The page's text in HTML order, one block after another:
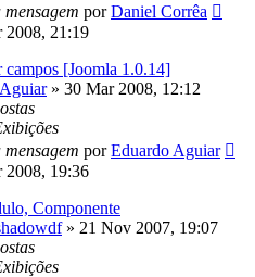
porDaniel Corrêa
2008, 21:19
campos [Joomla 1.0.14]
» 30 Mar 2008, 12:12
porEduardo Aguiar
2008, 19:36
Componente
» 21 Nov 2007, 19:07